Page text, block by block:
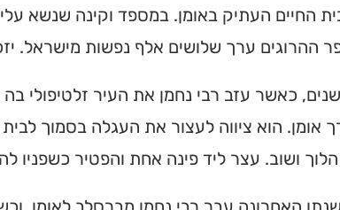
החיים העתיק באומן. במספד וקינה שנשא
ההרוגים ערך שלושים אלף נפשות מישראל.
כאשר עזב רבי נחמן את העיר זלטיפולי
אומן. הוא ציווה לעצור את העגלה בסמוך
ושוב. עצר ליד פינה אחת והפטיר כשפניו